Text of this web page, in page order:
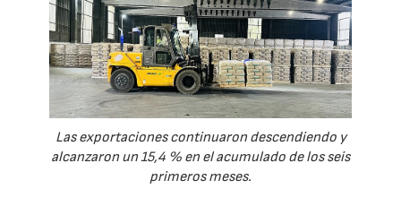
Las exportaciones continuaron descendiendo y
alcanzaron un 15,4 % en el acumulado de los seis
primeros meses.